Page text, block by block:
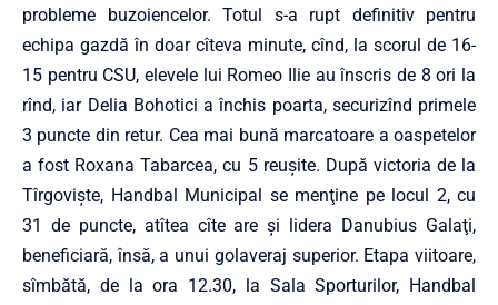
probleme buzoiencelor. Totul s-a rupt definitiv pentru
echipa gazdă în doar cîteva minute, cînd, la scorul de 16-
15 pentru CSU, elevele lui Romeo Ilie au înscris de 8 ori la
rînd, iar Delia Bohotici a închis poarta, securizînd primele
3 puncte din retur. Cea mai bună marcatoare a oaspetelor
a fost Roxana Tabarcea, cu 5 reuşite. După victoria de la
Tîrgovişte, Handbal Municipal se menţine pe locul 2, cu
31 de puncte, atîtea cîte are şi lidera Danubius Galaţi,
beneficiară, însă, a unui golaveraj superior. Etapa viitoare,
sîmbătă, de la ora 12.30, la Sala Sporturilor, Handbal